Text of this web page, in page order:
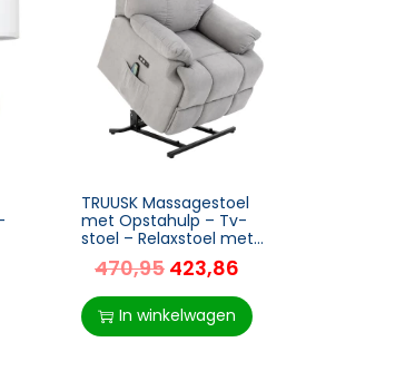
TRUUSK Massagestoel
met Opstahulp – Tv-
stoel – Relaxstoel met
Warmtefunctie –
Verstelbare Hoek – USB-
afstandsbediening – Kort
470,95 423,86
In winkelwagen